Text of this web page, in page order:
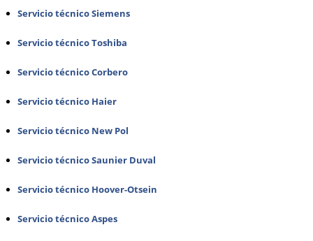
Servicio técnico Siemens
Servicio técnico Toshiba
Servicio técnico Corbero
Servicio técnico Haier
Servicio técnico New Pol
Servicio técnico Saunier Duval
Servicio técnico Hoover-Otsein
Servicio técnico Aspes